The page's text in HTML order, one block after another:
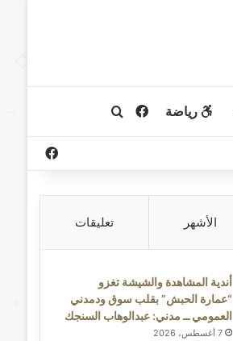
رياضة فيسبوكبحث عن
الأشهر تعليقات
أندية المشاهدة والشيشة تغزو
“عمارة الحبش” بقلب سوق ودمدني
العمومي ــ مدني: عبدالوهاب السنجك
7 أغسطس، 2026